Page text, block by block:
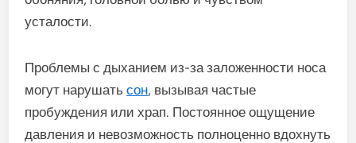
усталости.
Проблемы с дыханием из-за заложенности носа
могут нарушатьсон, вызывая частые
пробуждения или храп. Постоянное ощущение
давления и невозможность полноценно вдохнуть